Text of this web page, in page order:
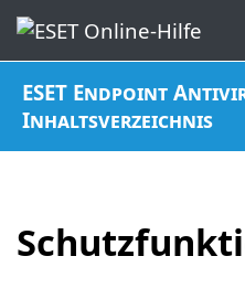
ESET Endpoint
Inhaltsverzeichnis